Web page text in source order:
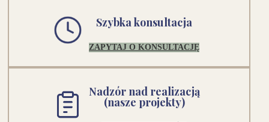
Szybka konsultacja
ZAPYTAJ O KONSULTACJĘ
Nadzór nad realizacją
(nasze projekty)